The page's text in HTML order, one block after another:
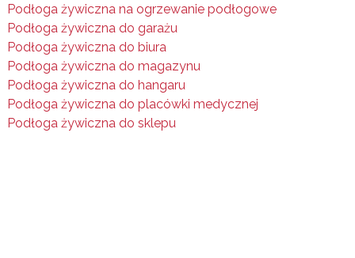
Podłoga żywiczna na ogrzewanie podłogowe
Podłoga żywiczna do garażu
Podłoga żywiczna do biura
Podłoga żywiczna do magazynu
Podłoga żywiczna do hangaru
Podłoga żywiczna do placówki medycznej
Podłoga żywiczna do sklepu